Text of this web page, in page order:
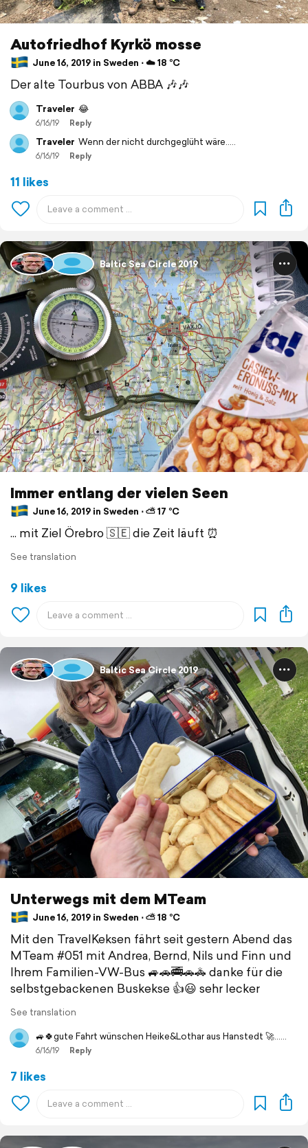
Autofriedhof Kyrkö mosse
June 16, 2019 in Sweden ⋅ ☁️ 18 °C
Der alte Tourbus von ABBA 🎶🎶
Traveler 😂
6/16/19 Reply
Traveler Wenn der nicht durchgeglüht wäre.....
6/16/19 Reply
11 likes
Baltic Sea Circle 2019
Immer entlang der vielen Seen
June 16, 2019 in Sweden ⋅ ⛅ 17 °C
... mit Ziel Örebro 🇸🇪 die Zeit läuft ⏰
See translation
9 likes
Baltic Sea Circle 2019
Unterwegs mit dem MTeam
June 16, 2019 in Sweden ⋅ ⛅ 18 °C
Mit den TravelKeksen fährt seit gestern Abend das
MTeam #051 mit Andrea, Bernd, Nils und Finn und
Ihrem Familien-VW-Bus 🚙🚗🚎🚗🚓 danke für die
selbstgebackenen Buskekse 👍😃 sehr lecker
See translation
🚙🍀gute Fahrt wünschen Heike&Lothar aus Hanstedt 🚀......
6/16/19 Reply
7 likes